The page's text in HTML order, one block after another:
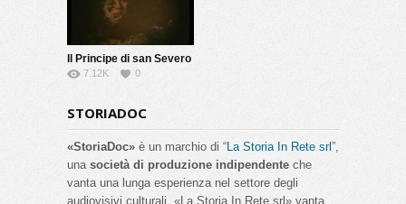
Il Principe di san Severo
7.12K 0
STORIADOC
«StoriaDoc» è un marchio di “La Storia In Rete srl ”,
una società di produzione indipendente che
vanta una lunga esperienza nel settore degli
audiovisivi culturali. «La Storia In Rete srl» vanta